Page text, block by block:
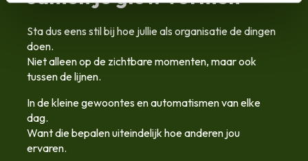
Sta dus eens stil bij hoe jullie als organisatie de dingen
doen.
Niet alleen op de zichtbare momenten, maar ook
tussen de lijnen.
In de kleine gewoontes en automatismen van elke
dag.
Want die bepalen uiteindelijk hoe anderen jou
ervaren.